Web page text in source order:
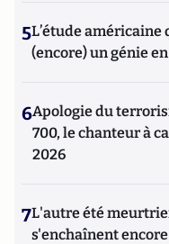
5L’étude américaine
(encore) un génie
6Apologie du
700, le chanteur à
2026
7L'autre été
s'enchaînent